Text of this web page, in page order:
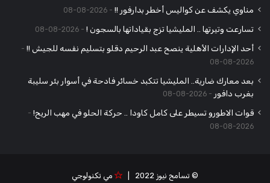
مناوي يكشف عن كواليس أخطر بدارفور !! 2026-08-08
تسارعت وتيرتها .. المليشيا تزج بقياداتها بالسجون ! 2026-08-08
أحد الإدارات الأهلية ينصح عبد الرحيم دقلو بتسليم نفسه للجيش !!
2026-08-08
بعد معارك ضارية.. المليشيا تتكبد خسائر فادحة في أسوار بئر سليبة
بغرب دافور
2026-08-08
قوات الاطورو تسيطر على كامل كاودا .. حركة الحلو في مهب الريح!
2026-08-08
© تسامح نيوز 2022 | مي تكنولوجي